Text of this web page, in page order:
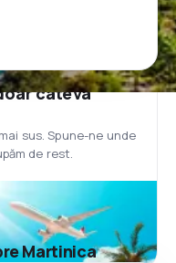
câteva
sus. Spune-ne unde
de rest.
Martinica